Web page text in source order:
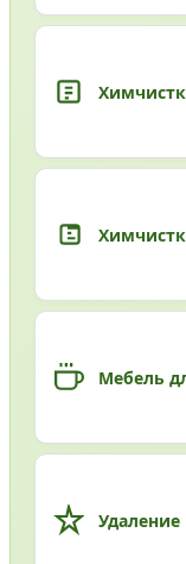
Мебель
Удаление